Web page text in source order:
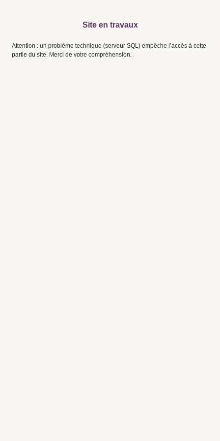
Site en travaux
Attention : un problème technique (serveur SQL) empêche l’accès à cette
partie du site. Merci de votre compréhension.